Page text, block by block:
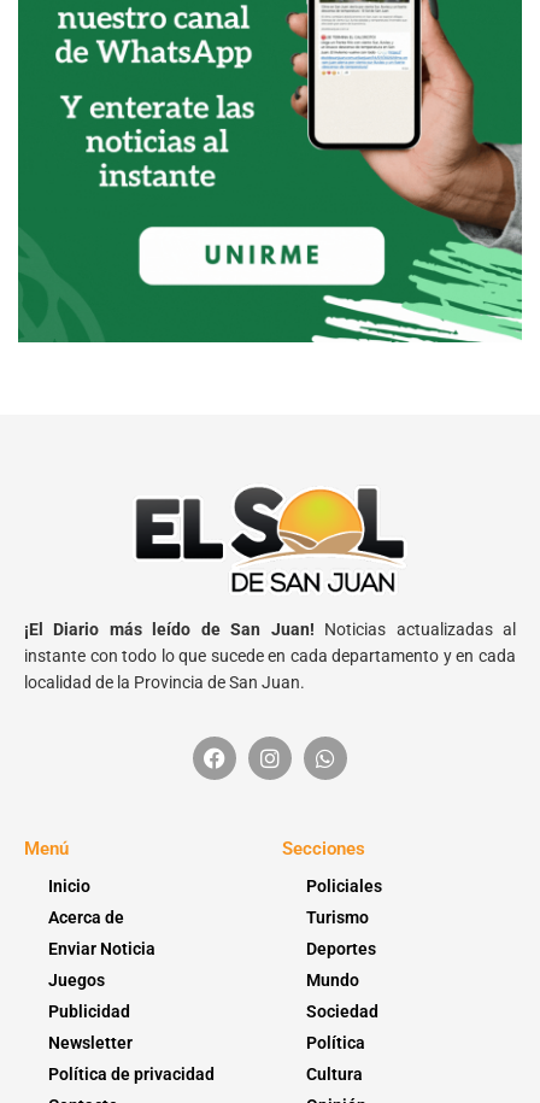
¡El Diario más leído de San Juan! Noticias actualizadas al
instante con todo lo que sucede en cada departamento y en cada
localidad de la Provincia de San Juan.
Menú
Inicio
Acerca de
Enviar Noticia
Juegos
Publicidad
Newsletter
Política de privacidad
Secciones
Policiales
Turismo
Deportes
Mundo
Sociedad
Política
Cultura